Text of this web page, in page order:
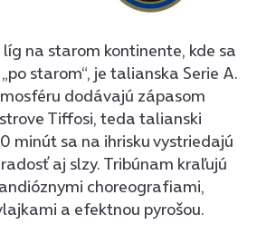
na starom kontinente, kde sa
starom“, je talianska Serie A.
dodávajú zápasom
Tiffosi, teda talianski
minút sa na ihrisku vystriedajú
aj slzy. Tribúnam kraľujú
choreografiami,
a efektnou pyrošou.